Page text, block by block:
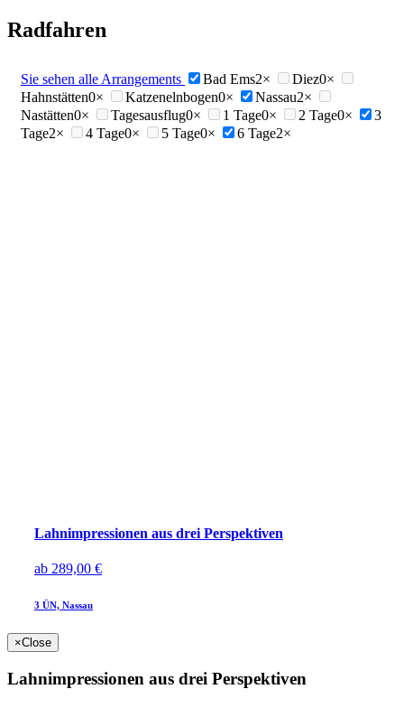
Radfahren
Sie sehen alle Arrangements Bad Ems2× Diez0×
Hahnstätten0× Katzenelnbogen0× Nassau2×
Nastätten0× Tagesausflug0× 1 Tage0× 2 Tage0×
3
Tage2× 4 Tage0× 5 Tage0× 6 Tage2×
Lahnimpressionen aus drei Perspektiven
ab 289,00 €
3 ÜN, Nassau
×Close
Lahnimpressionen aus drei Perspektiven